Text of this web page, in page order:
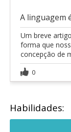
Um breve
forma que
concepção de
0
Habilidades: